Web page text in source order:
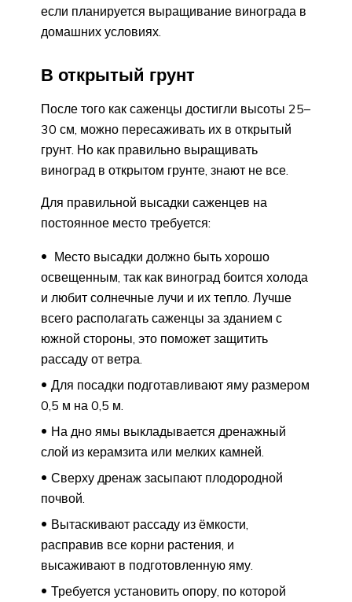
если планируется выращивание винограда в
домашних условиях.
В открытый грунт
После того как саженцы достигли высоты 25–
30 см, можно пересаживать их в открытый
грунт. Но как правильно выращивать
виноград в открытом грунте, знают не все.
Для правильной высадки саженцев на
постоянное место требуется:
Место высадки должно быть хорошо
освещенным, так как виноград боится холода
и любит солнечные лучи и их тепло. Лучше
всего располагать саженцы за зданием с
южной стороны, это поможет защитить
рассаду от ветра.
Для посадки подготавливают яму размером
0,5 м на 0,5 м.
На дно ямы выкладывается дренажный
слой из керамзита или мелких камней.
Сверху дренаж засыпают плодородной
почвой.
Вытаскивают рассаду из ёмкости,
расправив все корни растения, и
высаживают в подготовленную яму.
Требуется установить опору, по которой